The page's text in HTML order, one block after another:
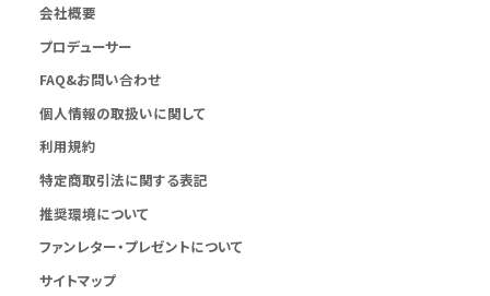
会社概要
プロデューサー
FAQ&お問い合わせ
個人情報の取扱いに関して
利用規約
特定商取引法に関する表記
推奨環境について
ファンレター・プレゼントについて
サイトマップ